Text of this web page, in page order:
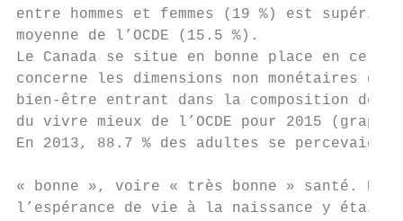
entre hommes et femmes (19 %) est
moyenne de l’OCDE (15.5 %).
Le Canada se situe en bonne place en ce qui
concerne les dimensions non
bien-être entrant dans la composition de
du vivre mieux de l’OCDE pour 2015
En 2013, 88.7 % des adultes se
« bonne », voire « très bonne » santé.
l’espérance de vie à la naissance y